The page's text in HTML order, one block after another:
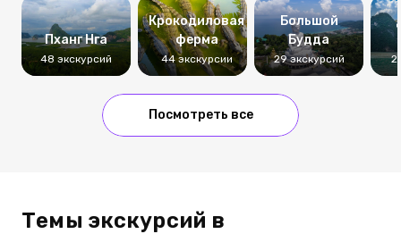
Пханг Нга
48 экскурсий
Крокодиловая
ферма
44 экскурсии
Большой
Будда
29 экскурсий
Посмотреть все
Темы экскурсий в